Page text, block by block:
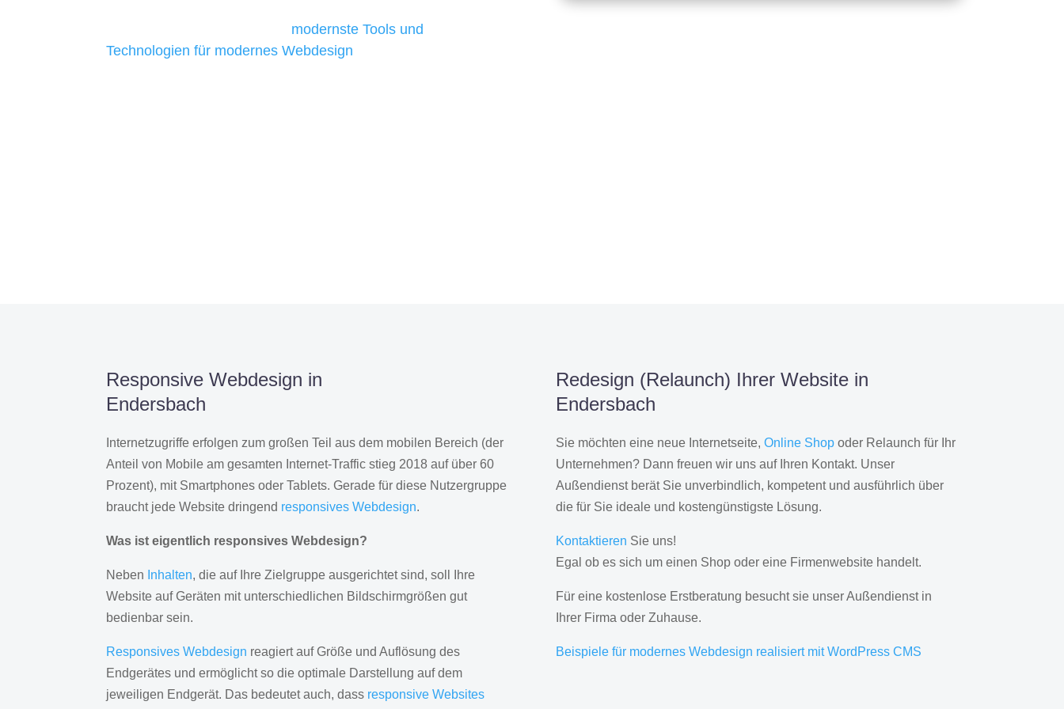
modernste Tools und
Technologien für modernes Webdesign
Responsive Webdesign in
Endersbach
Internetzugriffe erfolgen zum großen Teil aus dem mobilen Bereich (der
Anteil von Mobile am gesamten Internet-Traffic stieg 2018 auf über 60
Prozent), mit Smartphones oder Tablets. Gerade für diese Nutzergruppe
braucht jede Website dringend responsives Webdesign.
Was ist eigentlich responsives Webdesign?
Neben Inhalten, die auf Ihre Zielgruppe ausgerichtet sind, soll Ihre
Website auf Geräten mit unterschiedlichen Bildschirmgrößen gut
bedienbar sein.
Responsives Webdesign reagiert auf Größe und Auflösung des
Endgerätes und ermöglicht so die optimale Darstellung auf dem
jeweiligen Endgerät. Das bedeutet auch, dass responsive Websites
Redesign (Relaunch) Ihrer Website in
Endersbach
Sie möchten eine neue Internetseite, Online Shopoder Relaunch für Ihr
Unternehmen? Dann freuen wir uns auf Ihren Kontakt. Unser
Außendienst berät Sie unverbindlich, kompetent und ausführlich über
die für Sie ideale und kostengünstigste Lösung.
Kontaktieren Sie uns!
Egal ob es sich um einen Shop oder eine Firmenwebsite handelt.
Für eine kostenlose Erstberatung besucht sie unser Außendienst in
Ihrer Firma oder Zuhause.
Beispiele für modernes Webdesign realisiert mit WordPress CMS